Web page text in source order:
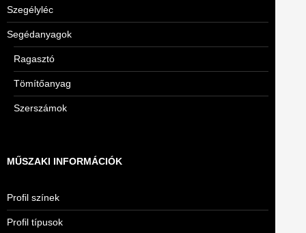
Szegélyléc
Segédanyagok
Ragasztó
Tömítőanyag
Szerszámok
MŰSZAKI INFORMÁCIÓK
Profil színek
Profil típusok